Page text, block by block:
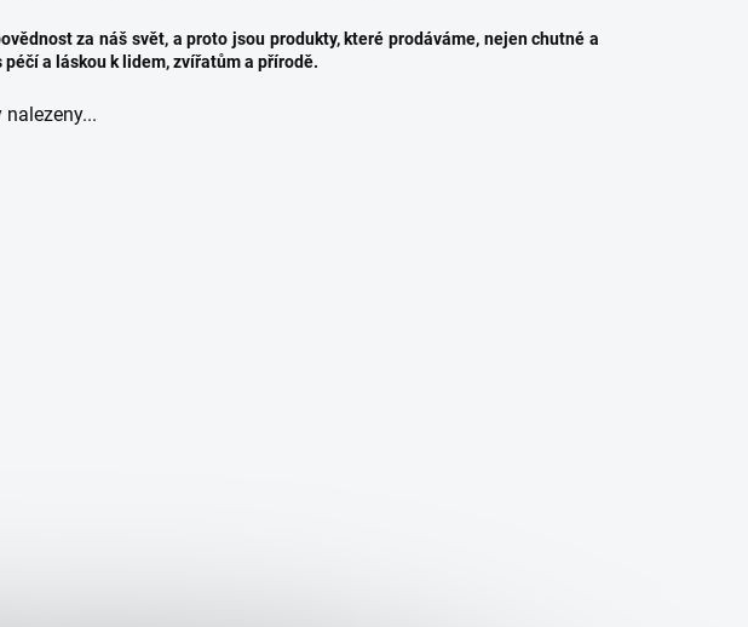
za náš svět, a proto jsou produkty, které prodáváme, nejen chutné a
a láskou k lidem, zvířatům a přírodě.